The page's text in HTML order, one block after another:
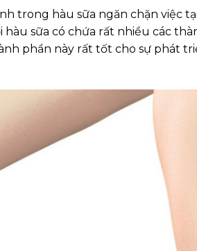
trong hàu sữa ngăn chặn việc
sữa có chứa rất nhiều các
phần này rất tốt cho sự phát